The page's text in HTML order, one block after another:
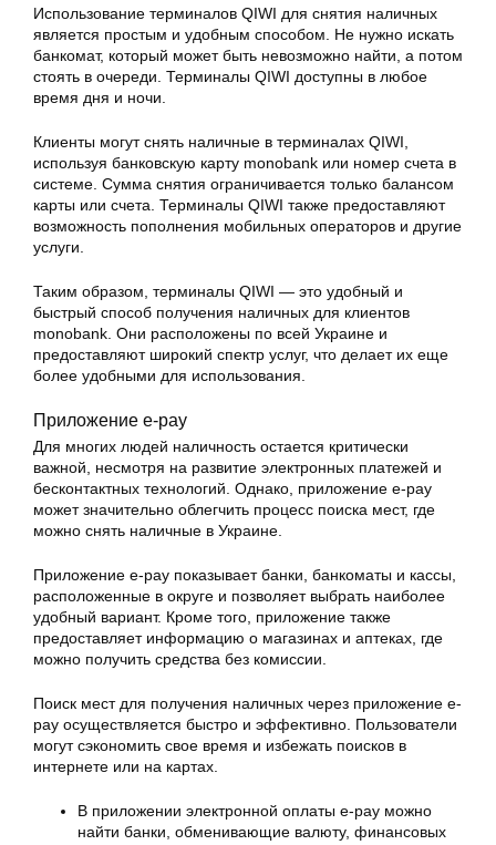
Использование терминалов QIWI для снятия наличных
является простым и удобным способом. Не нужно искать
банкомат, который может быть невозможно найти, а потом
стоять в очереди. Терминалы QIWI доступны в любое
время дня и ночи.
Клиенты могут снять наличные в терминалах QIWI,
используя банковскую карту monobank или номер счета в
системе. Сумма снятия ограничивается только балансом
карты или счета. Терминалы QIWI также предоставляют
возможность пополнения мобильных операторов и другие
услуги.
Таким образом, терминалы QIWI — это удобный и
быстрый способ получения наличных для клиентов
monobank. Они расположены по всей Украине и
предоставляют широкий спектр услуг, что делает их еще
более удобными для использования.
Приложение e-pay
Для многих людей наличность остается критически
важной, несмотря на развитие электронных платежей и
бесконтактных технологий. Однако, приложение e-pay
может значительно облегчить процесс поиска мест, где
можно снять наличные в Украине.
Приложение e-pay показывает банки, банкоматы и кассы,
расположенные в округе и позволяет выбрать наиболее
удобный вариант. Кроме того, приложение также
предоставляет информацию о магазинах и аптеках, где
можно получить средства без комиссии.
Поиск мест для получения наличных через приложение e-
pay осуществляется быстро и эффективно. Пользователи
могут сэкономить свое время и избежать поисков в
интернете или на картах.
В приложении электронной оплаты e-pay можно
найти банки, обменивающие валюту, финансовых